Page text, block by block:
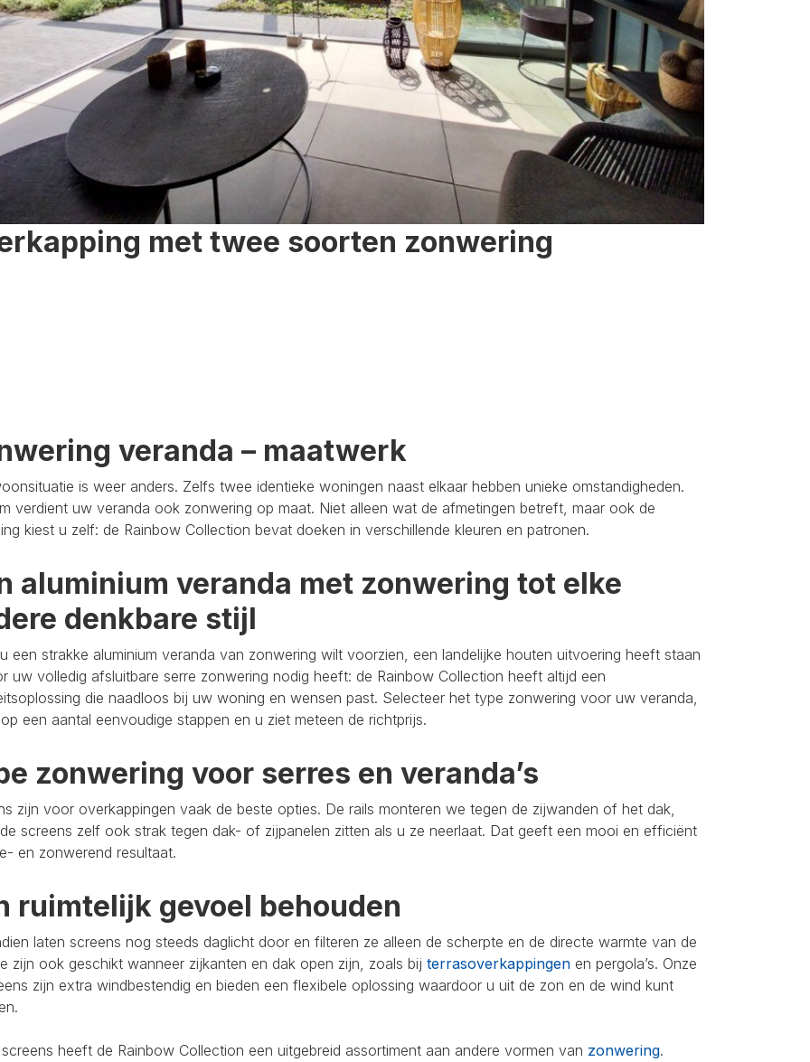
met twee soorten zonwering
veranda – maatwerk
is weer anders. Zelfs twee identieke woningen naast elkaar hebben unieke omstandigheden.
verdient uw veranda ook zonwering op maat. Niet alleen wat de afmetingen betreft, maar ook de
kiest u zelf: de Rainbow Collection bevat doeken in verschillende kleuren en patronen.
aluminium veranda met zonwering tot elke
denkbare stijl
een strakke aluminium veranda van zonwering wilt voorzien, een landelijke houten uitvoering heeft staan
uw volledig afsluitbare serre zonwering nodig heeft: de Rainbow Collection heeft altijd een
die naadloos bij uw woning en wensen past. Selecteer het type zonwering voor uw veranda,
een aantal eenvoudige stappen en u ziet meteen de richtprijs.
zonwering voor serres en veranda’s
zijn voor overkappingen vaak de beste opties. De rails monteren we tegen de zijwanden of het dak,
screens zelf ook strak tegen dak- of zijpanelen zitten als u ze neerlaat. Dat geeft een mooi en efficiënt
en zonwerend resultaat.
ruimtelijk gevoel behouden
laten screens nog steeds daglicht door en filteren ze alleen de scherpte en de directe warmte van de
zijn ook geschikt wanneer zijkanten en dak open zijn, zoals bij terrasoverkappingen en pergola’s. Onze
zijn extra windbestendig en bieden een flexibele oplossing waardoor u uit de zon en de wind kunt
heeft de Rainbow Collection een uitgebreid assortiment aan andere vormen van zonwering.